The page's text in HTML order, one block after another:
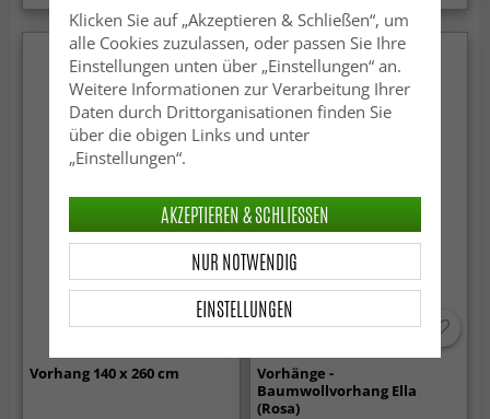
Vorhang 140 x 260 cm
Vorhänge -
Baumwollvorhang Ella
(Rosa)
Klicken Sie auf „Akzeptieren & Schließen“, um
alle Cookies zuzulassen, oder passen Sie Ihre
Einstellungen unten über „Einstellungen“ an.
Weitere Informationen zur Verarbeitung Ihrer
Daten durch Drittorganisationen finden Sie
über die obigen Links und unter
„Einstellungen“.
EINSTELLUNGEN
NUR NOTWENDIG
AKZEPTIEREN & SCHLIESSEN